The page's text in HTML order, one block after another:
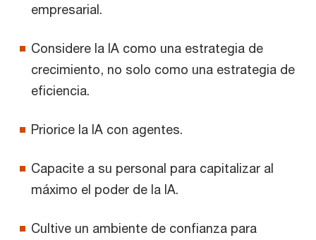
empresarial.
Considere la IA como una estrategia de
crecimiento, no solo como una estrategia de
eficiencia.
Priorice la IA con agentes.
Capacite a su personal para capitalizar al
máximo el poder de la IA.
Cultive un ambiente de confianza para